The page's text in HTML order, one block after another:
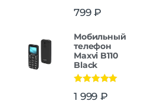
799₽
Мобильный
телефон
Maxvi B110
Black
из 5
1 999 ₽